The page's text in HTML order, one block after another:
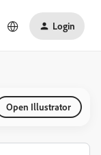
Login
Open Illustrator